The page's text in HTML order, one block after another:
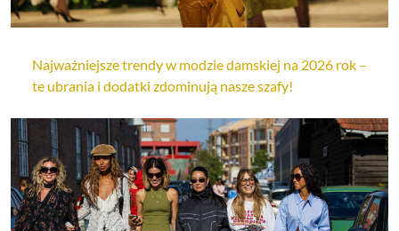
Najważniejsze trendy w modzie damskiej na 2026 rok –
te ubrania i dodatki zdominują nasze szafy!